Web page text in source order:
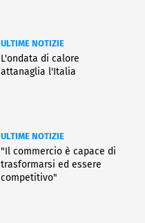
ULTIME NOTIZIE
L'ondata di calore
attanaglia l'Italia
ULTIME NOTIZIE
"Il commercio è capace di
trasformarsi ed essere
competitivo"